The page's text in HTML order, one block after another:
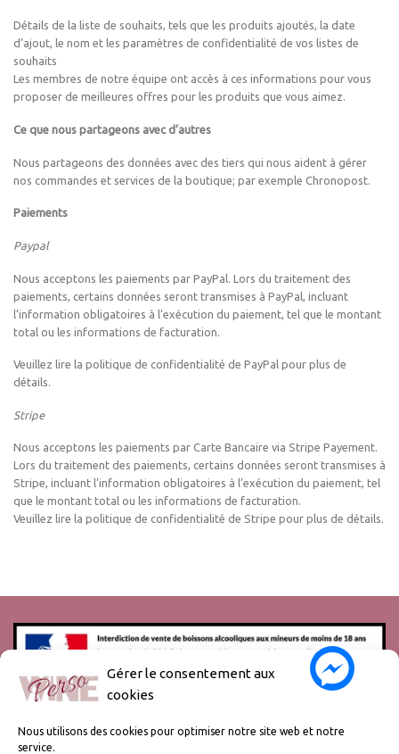
Gérer le consentement aux
cookies
Nous utilisons des cookies pour optimiser notre site web et notre
service.
Détails de la liste de souhaits, tels que les produits ajoutés, la date
d’ajout, le nom et les paramètres de confidentialité de vos listes de
souhaits
Les membres de notre équipe ont accès à ces informations pour vous
proposer de meilleures offres pour les produits que vous aimez.
Ce que nous partageons avec d’autres
Nous partageons des données avec des tiers qui nous aident à gérer
nos commandes et services de la boutique; par exemple Chronopost.
Paiements
Paypal
Nous acceptons les paiements par PayPal. Lors du traitement des
paiements, certains données seront transmises à PayPal, incluant
l’information obligatoires à l’exécution du paiement, tel que le montant
total ou les informations de facturation.
Veuillez lire la politique de confidentialité de PayPal pour plus de
détails.
Stripe
Nous acceptons les paiements par Carte Bancaire via Stripe Payement.
Lors du traitement des paiements, certains données seront transmises à
Stripe, incluant l’information obligatoires à l’exécution du paiement, tel
que le montant total ou les informations de facturation.
Veuillez lire la politique de confidentialité de Stripe pour plus de détails.
L’abus d’alcool est dangereux pour la santé, à consommer avec